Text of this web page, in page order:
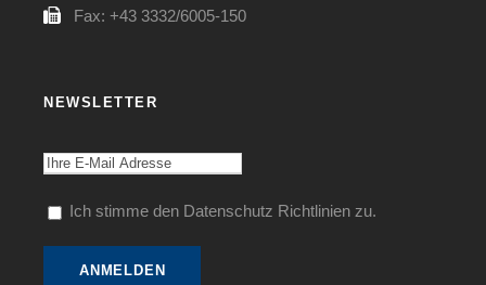
Fax: +43 3332/6005-150
NEWSLETTER
Ich stimme den Datenschutz Richtlinien zu.